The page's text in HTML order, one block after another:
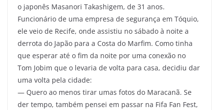
o japonês Masanori Takashigem, de 31 anos.
Funcionário de uma empresa de segurança em Tóquio,
ele veio de Recife, onde assistiu no sábado à noite a
derrota do Japão para a Costa do Marfim. Como tinha
que esperar até o fim da noite por uma conexão no
Tom Jobim que o levaria de volta para casa, decidiu dar
uma volta pela cidade:
— Quero ao menos tirar umas fotos do Maracanã. Se
der tempo, também pensei em passar na Fifa Fan Fest,